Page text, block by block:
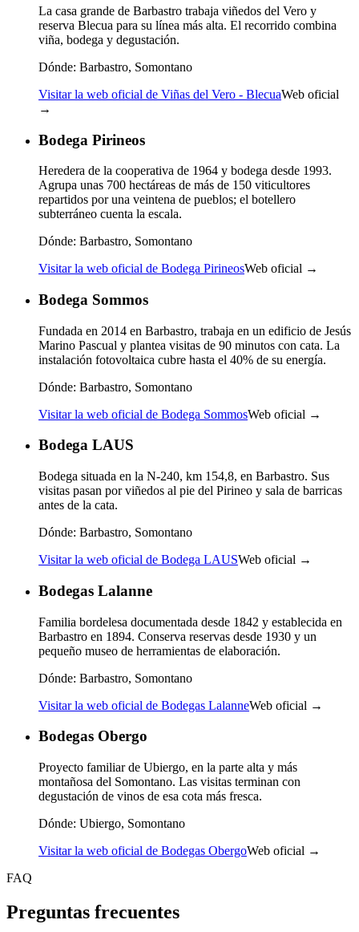
La casa grande de Barbastro trabaja viñedos del Vero y
reserva Blecua para su línea más alta. El recorrido combina
viña, bodega y degustación.
Dónde: Barbastro, Somontano
Visitar la web oficial de Viñas del Vero - BlecuaWeb oficial
→
Bodega Pirineos
Heredera de la cooperativa de 1964 y bodega desde 1993.
Agrupa unas 700 hectáreas de más de 150 viticultores
repartidos por una veintena de pueblos; el botellero
subterráneo cuenta la escala.
Dónde: Barbastro, Somontano
Visitar la web oficial de Bodega PirineosWeb oficial →
Bodega Sommos
Fundada en 2014 en Barbastro, trabaja en un edificio de Jesús
Marino Pascual y plantea visitas de 90 minutos con cata. La
instalación fotovoltaica cubre hasta el 40% de su energía.
Dónde: Barbastro, Somontano
Visitar la web oficial de Bodega SommosWeb oficial →
Bodega LAUS
Bodega situada en la N-240, km 154,8, en Barbastro. Sus
visitas pasan por viñedos al pie del Pirineo y sala de barricas
antes de la cata.
Dónde: Barbastro, Somontano
Visitar la web oficial de Bodega LAUSWeb oficial →
Bodegas Lalanne
Familia bordelesa documentada desde 1842 y establecida en
Barbastro en 1894. Conserva reservas desde 1930 y un
pequeño museo de herramientas de elaboración.
Dónde: Barbastro, Somontano
Visitar la web oficial de Bodegas LalanneWeb oficial →
Bodegas Obergo
Proyecto familiar de Ubiergo, en la parte alta y más
montañosa del Somontano. Las visitas terminan con
degustación de vinos de esa cota más fresca.
Dónde: Ubiergo, Somontano
Visitar la web oficial de Bodegas ObergoWeb oficial →
FAQ
Preguntas frecuentes